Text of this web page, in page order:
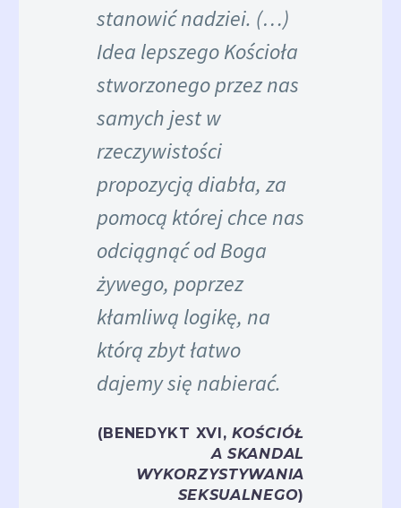
stanowić nadziei. (…)
Idea lepszego Kościoła
stworzonego przez nas
samych jest w
rzeczywistości
propozycją diabła, za
pomocą której chce nas
odciągnąć od Boga
żywego, poprzez
kłamliwą logikę, na
którą zbyt łatwo
dajemy się nabierać.
(BENEDYKT XVI,KOŚCIÓŁ
A SKANDAL
WYKORZYSTYWANIA
SEKSUALNEGO)